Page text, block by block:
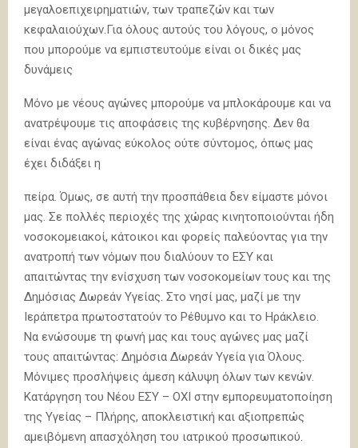
μεγαλοεπιχειρηματιών, των τραπεζών και των
κεφαλαιούχων.Για όλους αυτούς του λόγους, ο μόνος
που μπορούμε να εμπιστευτούμε είναι οι δικές μας
δυνάμεις
Μόνο με νέους αγώνες μπορούμε να μπλοκάρουμε και να
ανατρέψουμε τις αποφάσεις της κυβέρνησης. Δεν θα
είναι ένας αγώνας εύκολος ούτε σύντομος, όπως μας
έχει διδάξει η
πείρα. Όμως, σε αυτή την προσπάθεια δεν είμαστε μόνοι
μας. Σε πολλές περιοχές της χώρας κινητοποιούνται ήδη
νοσοκομειακοί, κάτοικοι και φορείς παλεύοντας για την
ανατροπή των νόμων που διαλύουν το ΕΣΥ και
απαιτώντας την ενίσχυση των νοσοκομείων τους και της
Δημόσιας Δωρεάν Υγείας. Στο νησί μας, μαζί με την
Ιεράπετρα πρωτοστατούν το Ρέθυμνο και το Ηράκλειο.
Να ενώσουμε τη φωνή μας και τους αγώνες μας μαζί
τους απαιτώντας: Δημόσια Δωρεάν Υγεία για Όλους.
Μόνιμες προσλήψεις άμεση κάλυψη όλων των κενών.
Κατάργηση του Νέου ΕΣΥ – ΟΧΙ στην εμπορευματοποίηση
της Υγείας – Πλήρης, αποκλειστική και αξιοπρεπώς
αμειβόμενη απασχόληση του ιατρικού προσωπικού.